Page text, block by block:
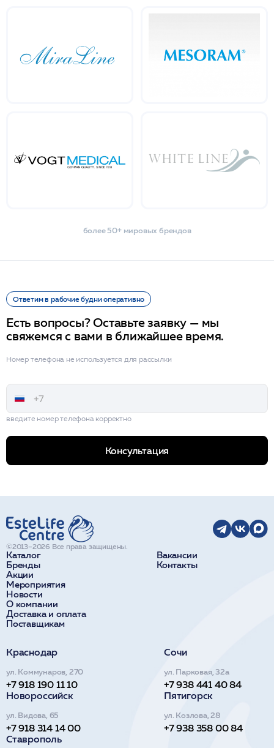
более 50+ мировых брендов
Ответим в рабочие будни оперативно
Есть вопросы? Оставьте заявку — мы
свяжемся с вами в ближайшее время.
Номер телефона не используется для рассылки
введите номер телефона корректно
Консультация
Каталог
Бренды
Акции
Мероприятия
Новости
О компании
Доставка и оплата
Поставщикам
Вакансии
Контакты
©2013–2026 Все права защищены.
Краснодар
ул. Коммунаров, 270
+7 918 190 11 10
Сочи
ул. Парковая, 32а
+7 938 441 40 84
Новороссийск
ул. Видова, 65
+7 918 314 14 00
Пятигорск
ул. Козлова, 28
+7 938 358 00 84
Ставрополь